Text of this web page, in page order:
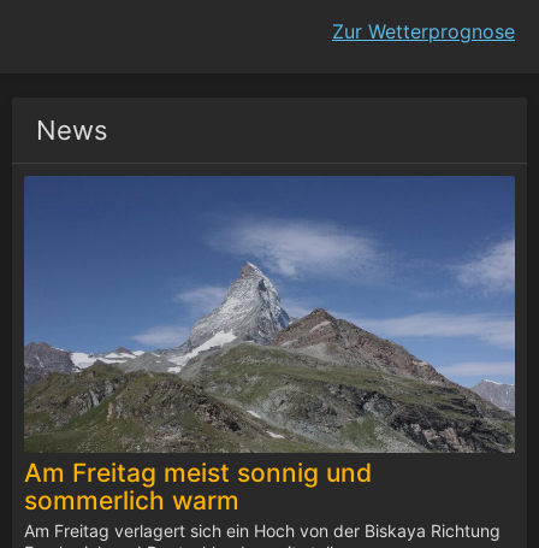
Zur Wetterprognose
News
Am Freitag meist sonnig und
sommerlich warm
Am Freitag verlagert sich ein Hoch von der Biskaya Richtung